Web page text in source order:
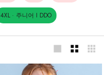
4XL · 주니어 I DDO